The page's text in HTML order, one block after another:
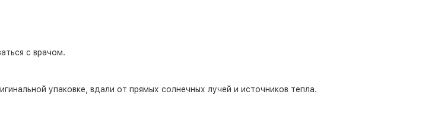
с врачом.
упаковке, вдали от прямых солнечных лучей и источников тепла.